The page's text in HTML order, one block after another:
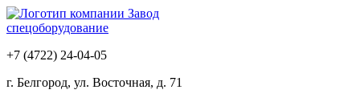
Завод
спецоборудование
+7 (4722) 24-04-05
г. Белгород, ул. Восточная, д. 71